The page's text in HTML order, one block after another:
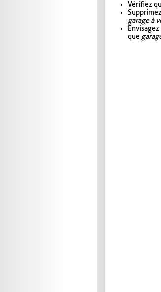
Vérifiez
garage à
que